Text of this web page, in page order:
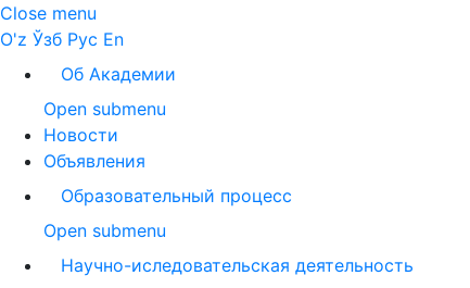
Close menu
O'z Ўзб Рус En
Об Академии
Open submenu
Новости
Объявления
Образовательный процесс
Open submenu
Научно-иследовательская деятельность